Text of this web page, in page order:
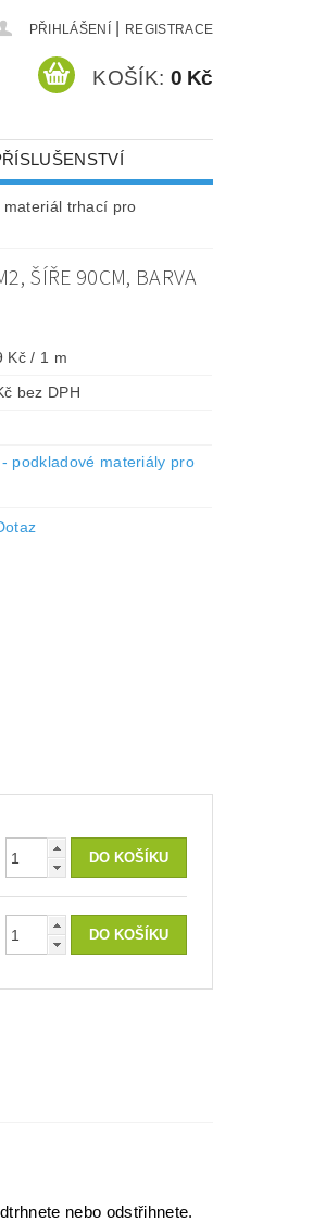
PŘIHLÁŠENÍ REGISTRACE
KOŠÍK: 0 Kč
FIX KAMENY
materiál trhací pro
ŠÍŘE 90CM, BARVA
Kč / 1 m
od 260 Kč bez DPH
podkladové materiály pro
nebo odstřihnete.